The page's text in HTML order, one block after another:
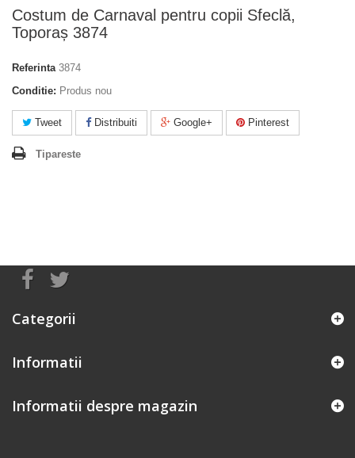
Costum de Carnaval pentru copii Sfeclă,
Toporaș 3874
Referinta 3874
Conditie: Produs nou
Tweet Distribuiti Google+ Pinterest
Tipareste
Categorii
Informatii
Informatii despre magazin